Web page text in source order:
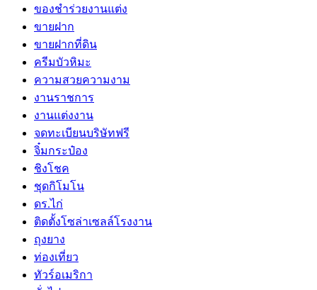
ของชำร่วยงานแต่ง
ขายฝาก
ขายฝากที่ดิน
ครีมบัวหิมะ
ความสวยความงาม
งานราชการ
งานแต่งงาน
จดทะเบียนบริษัทฟรี
จิ๋มกระป๋อง
ชิงโชค
ชุดกิโมโน
ดร.ไก่
ติดตั้งโซล่าเซลล์โรงงาน
ถุงยาง
ท่องเที่ยว
ทัวร์อเมริกา